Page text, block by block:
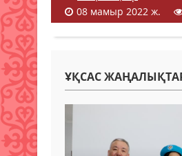
08 мамыр 2022 ж.
ҰҚСАС